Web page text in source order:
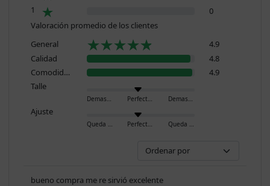
1
0
Valoración promedio de los clientes
General
4.9
Calidad
4.8
Comodidad
4.9
Talle
Demasiado pequeño Perfecto Demasiado grande
Ajuste
Queda ajustado Perfecto Queda holgado
bueno compra me re sirvió excelente